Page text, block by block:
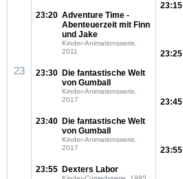
23
23:20 Adventure Time -
Abenteuerzeit mit Finn
und Jake
Kinder-Animationsserie,
2011
23:30 Die fantastische Welt
von Gumball
Kinder-Animationsserie,
2017
23:40 Die fantastische Welt
von Gumball
Kinder-Animationsserie,
2017
23:55 Dexters Labor
23:15
23:25
23:45
23:55